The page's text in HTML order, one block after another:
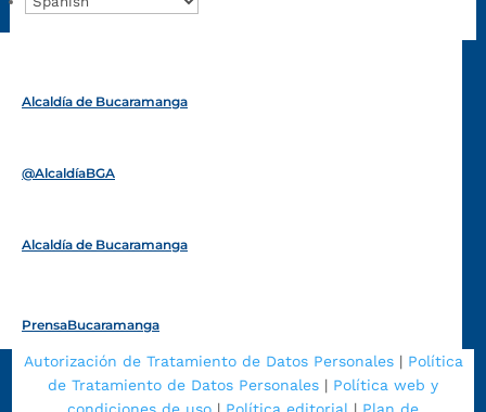
1/secretarias/oficina-de-control-interno-disciplinario/
Alcaldía de Bucaramanga
@AlcaldíaBGA
Alcaldía de Bucaramanga
PrensaBucaramanga
Autorización de Tratamiento de Datos Personales| Política
de Tratamiento de Datos Personales | Política web y